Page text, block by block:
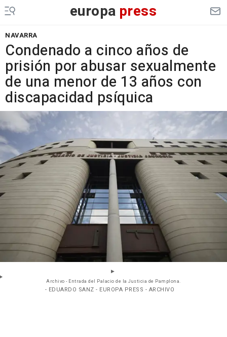
europa press
NAVARRA
Condenado a cinco años de
prisión por abusar sexualmente
de una menor de 13 años con
discapacidad psíquica
Archivo - Entrada del Palacio de la Justicia de Pamplona.
- EDUARDO SANZ - EUROPA PRESS - ARCHIVO